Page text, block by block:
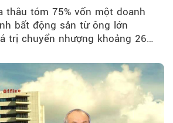
thâu tóm 75% vốn một doanh
bất động sản từ ông lớn
trị chuyển nhượng khoảng 262